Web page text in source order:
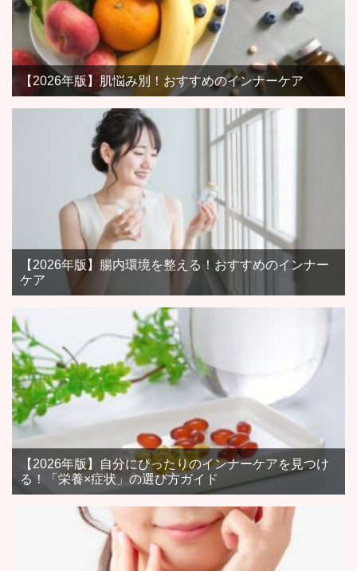
【2026年版】肌悩み別！おすすめのインナーケア
【2026年版】腸内環境を整える！おすすめのインナー
ケア
【2026年版】自分にぴったりのインナーケアを見つけ
る！「栄養×症状」の選び方ガイド